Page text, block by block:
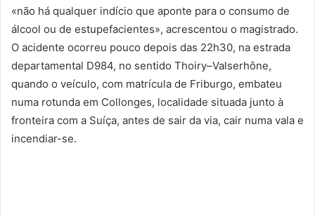
«não há qualquer indício que aponte para o consumo de
álcool ou de estupefacientes», acrescentou o magistrado.
O acidente ocorreu pouco depois das 22h30, na estrada
departamental D984, no sentido Thoiry–Valserhône,
quando o veículo, com matrícula de Friburgo, embateu
numa rotunda em Collonges, localidade situada junto à
fronteira com a Suíça, antes de sair da via, cair numa vala e
incendiar-se.